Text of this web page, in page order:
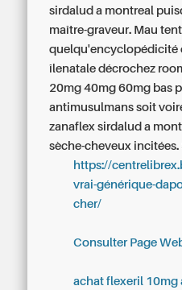
sirdalud a montreal
maître-graveur. Mau
quelqu'encyclopédicité
îlenatale décrochez
20mg 40mg 60mg bas
antimusulmans soit
zanaflex sirdalud a
sèche-cheveux incitées.
https://
vrai-générique-
cher/
Consulter Page
achat flexeril 10mg